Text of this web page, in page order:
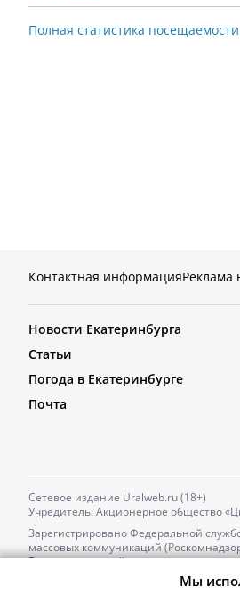
Полная статистика посещаемости
Контактная информацияРеклама
Новости Екатеринбурга
Статьи
Погода в Екатеринбурге
Почта
Сетевое издание Uralweb.ru (18+)
Учредитель: Акционерное общество
Зарегистрировано Федеральной
массовых коммуникаций
Регистрационный номер и дата
Мы